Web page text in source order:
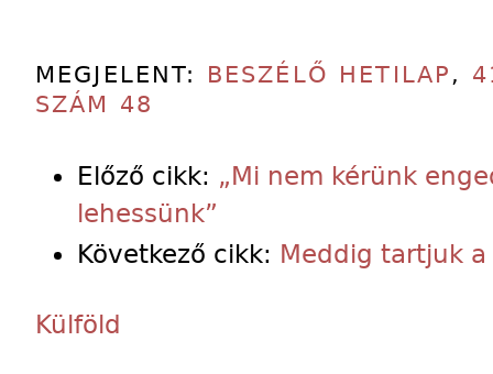
MEGJELENT: BESZÉLŐ HETILAP ,
SZÁM 48
Előző cikk: „Mi nem kérünk
lehessünk”
Következő cikk: Meddig tartjuk a
Külföld